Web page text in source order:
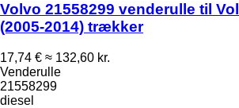
Volvo 21558299 venderulle til
(2005-2014) trækker
17,74 € ≈ 132,60 kr.
Venderulle
21558299
diesel